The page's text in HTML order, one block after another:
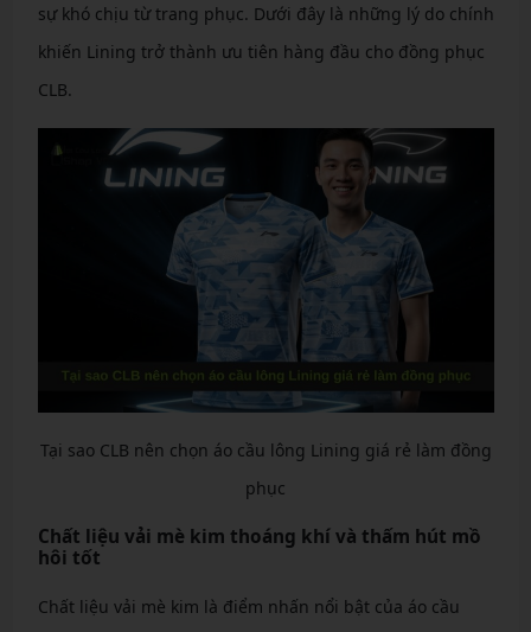
sự khó chịu từ trang phục. Dưới đây là những lý do chính
khiến Lining trở thành ưu tiên hàng đầu cho đồng phục
CLB.
Tại sao CLB nên chọn áo cầu lông Lining giá rẻ làm đồng
phục
Chất liệu vải mè kim thoáng khí và thấm hút mồ
hôi tốt
Chất liệu vải mè kim là điểm nhấn nổi bật của áo cầu